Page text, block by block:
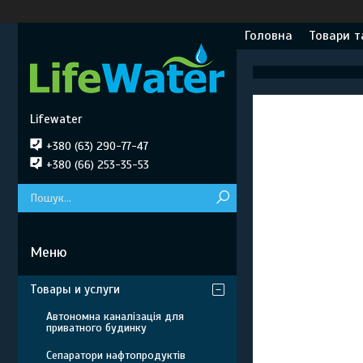
Головна Товари
Lifewater
+380 (63) 290-77-47
+380 (66) 253-35-53
Товары и услуги
Автономна каналізація для
приватного будинку
Сепаратори нафтопродуктів